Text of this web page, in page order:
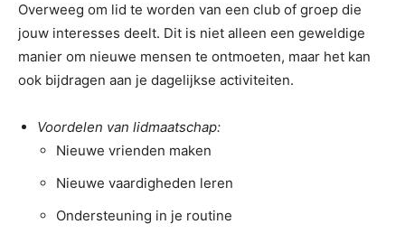
Overweeg om lid te worden van een club of groep die
jouw interesses deelt. Dit is niet alleen een geweldige
manier om nieuwe mensen te ontmoeten, maar het kan
ook bijdragen aan je dagelijkse activiteiten.
Voordelen van lidmaatschap:
Nieuwe vrienden maken
Nieuwe vaardigheden leren
Ondersteuning in je routine